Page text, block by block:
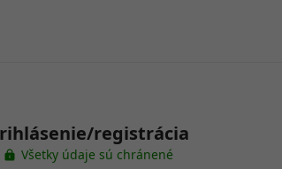
registrácia
Všetky údaje sú chránené